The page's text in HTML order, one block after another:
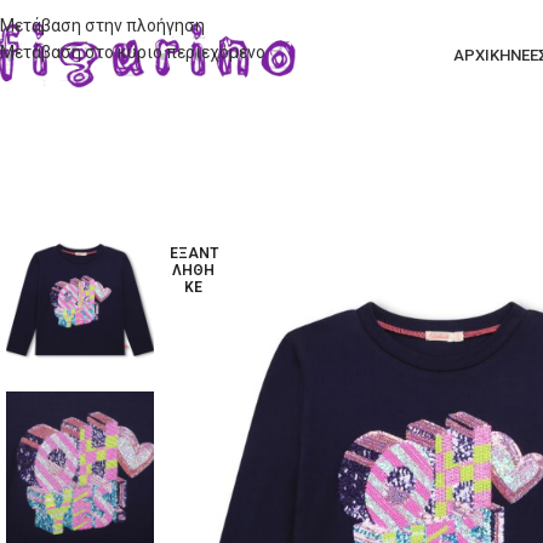
Μετάβαση στην πλοήγηση
Μετάβαση στο κύριο περιεχόμενο
ΑΡΧΙΚΗ
ΕΞΑΝΤ
ΛΉΘΗ
ΚΕ